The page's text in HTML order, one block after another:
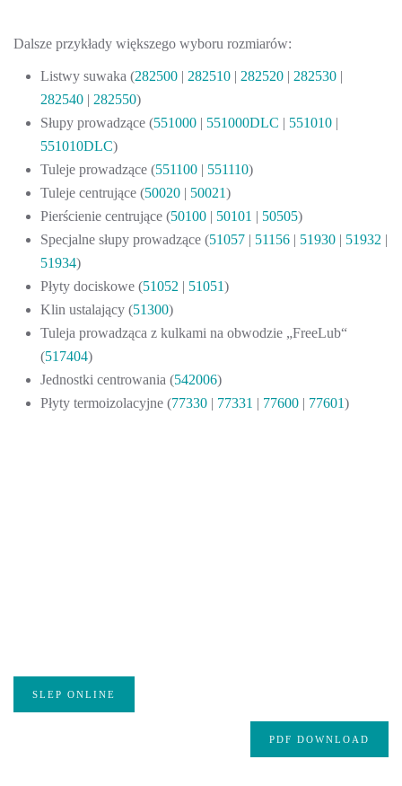
Dalsze przykłady większego wyboru rozmiarów:
Listwy suwaka (282500 | 282510 | 282520 | 282530 |
282540 | 282550)
Słupy prowadzące (551000 | 551000DLC | 551010 |
551010DLC)
Tuleje prowadzące (551100 | 551110)
Tuleje centrujące (50020 | 50021)
Pierścienie centrujące (50100 | 50101 | 50505)
Specjalne słupy prowadzące (51057 | 51156 | 51930 | 51932 |
51934)
Płyty dociskowe (51052 | 51051)
Klin ustalający (51300)
Tuleja prowadząca z kulkami na obwodzie „FreeLub“
(517404)
Jednostki centrowania (542006)
Płyty termoizolacyjne (77330 | 77331 | 77600 | 77601)
SLEP ONLINE
PDF DOWNLOAD